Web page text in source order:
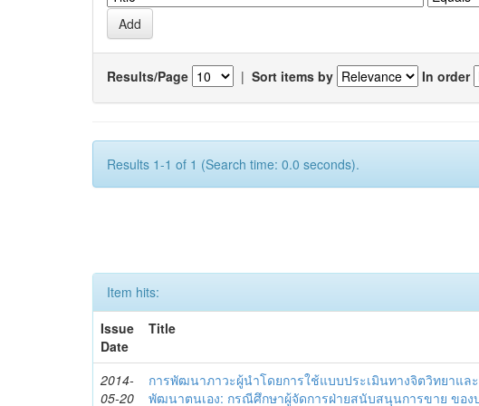
Results/Page | Sort items by In order
Results 1-1 of 1 (Search time: 0.0 seconds).
Item hits:
Issue
Date
Title
2014-
05-20
การพัฒนาภาวะผู้นำโดยการใช้แบบประเมินทางจิตวิทยาแล
พัฒนาตนเอง: กรณีศึกษาผู้จัดการฝ่ายสนับสนุนการขาย ขอ